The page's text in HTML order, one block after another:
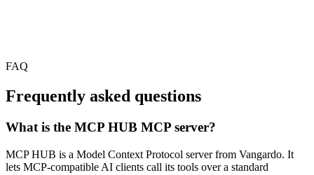
FAQ
Frequently asked questions
What is the MCP HUB MCP server?
MCP HUB is a Model Context Protocol server from Vangardo. It
lets MCP-compatible AI clients call its tools over a standard